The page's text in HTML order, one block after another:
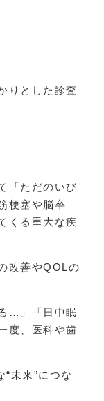
りとした診査
「ただのいび
梗塞や脳卒
くる重大な疾
改善やQOLの
…」「日中眠
度、医科や歯
“未来”につな